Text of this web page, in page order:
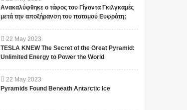
Ανακαλύφθηκε ο τάφος του Γίγαντα Γκιλγκαμές
μετά την αποξήρανση του ποταμού Ευφράτη;
22 May 2023
TESLA KNEW The Secret of the Great Pyramid:
Unlimited Energy to Power the World
22 May 2023
Pyramids Found Beneath Antarctic Ice